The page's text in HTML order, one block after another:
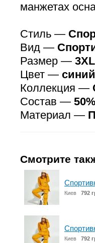
манжетах
Стиль —
Вид —
Размер — 3XL
Цвет — синий
Коллекция —
Состав —
Материал —
Смотрите
Киев 792
Киев 792